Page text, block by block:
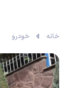
خانه خودرو